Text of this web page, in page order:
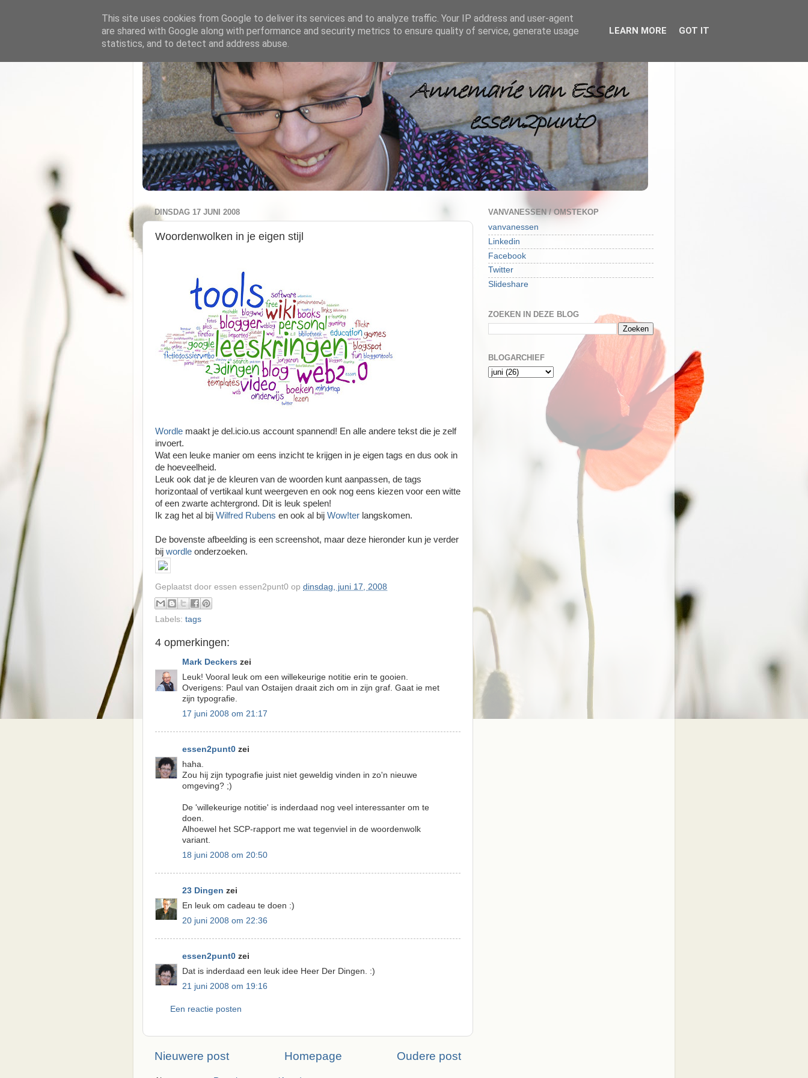
DINSDAG 17 JUNI 2008
Woordenwolken in je eigen stijl
Wordle maakt je del.icio.us account spannend! En alle andere tekst die je zelf
invoert.
Wat een leuke manier om eens inzicht te krijgen in je eigen tags en dus ook in
de hoeveelheid.
Leuk ook dat je de kleuren van de woorden kunt aanpassen, de tags
horizontaal of vertikaal kunt weergeven en ook nog eens kiezen voor een witte
of een zwarte achtergrond. Dit is leuk spelen!
Ik zag het al bij Wilfred Rubens en ook al bij Wow!ter langskomen.
De bovenste afbeelding is een screenshot, maar deze hieronder kun je verder
bij wordle onderzoeken.
Geplaatst door essen essen2punt0 op dinsdag, juni 17, 2008
Labels: tags
4 opmerkingen:
Mark Deckers zei
Leuk! Vooral leuk om een willekeurige notitie erin te gooien.
Overigens: Paul van Ostaijen draait zich om in zijn graf. Gaat ie met
zijn typografie.
17 juni 2008 om 21:17
essen2punt0 zei
haha.
Zou hij zijn typografie juist niet geweldig vinden in zo'n nieuwe
omgeving? ;)
De 'willekeurige notitie' is inderdaad nog veel interessanter om te
doen.
Alhoewel het SCP-rapport me wat tegenviel in de woordenwolk
variant.
18 juni 2008 om 20:50
23 Dingen zei
En leuk om cadeau te doen :)
20 juni 2008 om 22:36
essen2punt0 zei
Dat is inderdaad een leuk idee Heer Der Dingen. :)
21 juni 2008 om 19:16
Een reactie posten
Nieuwere post Oudere post
Homepage
VANVANESSEN / OMSTEKOP
vanvanessen
Linkedin
Facebook
Twitter
Slideshare
ZOEKEN IN DEZE BLOG
BLOGARCHIEF
This site uses cookies from Google to deliver its services and to analyze traffic. Your IP address and user-agent
are shared with Google along with performance and security metrics to ensure quality of service, generate usage
statistics, and to detect and address abuse.
LEARN MORE GOT IT